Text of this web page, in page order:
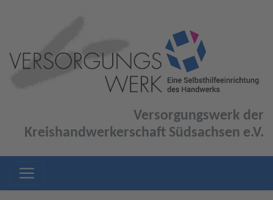
Versorgungswerk der
Kreishandwerkerschaft Südsachsen e.V.